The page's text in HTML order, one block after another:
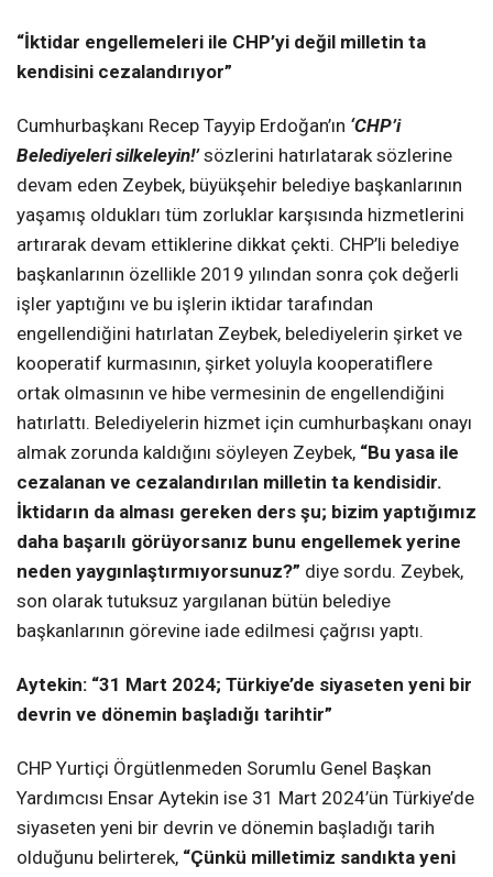
“İktidar engellemeleri ile CHP’yi değil milletin ta
kendisini cezalandırıyor”
Cumhurbaşkanı Recep Tayyip Erdoğan’ın ‘CHP’i
Belediyeleri silkeleyin!’ sözlerini hatırlatarak sözlerine
devam eden Zeybek, büyükşehir belediye başkanlarının
yaşamış oldukları tüm zorluklar karşısında hizmetlerini
artırarak devam ettiklerine dikkat çekti. CHP’li belediye
başkanlarının özellikle 2019 yılından sonra çok değerli
işler yaptığını ve bu işlerin iktidar tarafından
engellendiğini hatırlatan Zeybek, belediyelerin şirket ve
kooperatif kurmasının, şirket yoluyla kooperatiflere
ortak olmasının ve hibe vermesinin de engellendiğini
hatırlattı. Belediyelerin hizmet için cumhurbaşkanı onayı
almak zorunda kaldığını söyleyen Zeybek, “Bu yasa ile
cezalanan ve cezalandırılan milletin ta kendisidir.
İktidarın da alması gereken ders şu; bizim yaptığımız
daha başarılı görüyorsanız bunu engellemek yerine
neden yaygınlaştırmıyorsunuz?” diye sordu. Zeybek,
son olarak tutuksuz yargılanan bütün belediye
başkanlarının görevine iade edilmesi çağrısı yaptı.
Aytekin: “31 Mart 2024; Türkiye’de siyaseten yeni bir
devrin ve dönemin başladığı tarihtir”
CHP Yurtiçi Örgütlenmeden Sorumlu Genel Başkan
Yardımcısı Ensar Aytekin ise 31 Mart 2024’ün Türkiye’de
siyaseten yeni bir devrin ve dönemin başladığı tarih
olduğunu belirterek, “Çünkü milletimiz sandıkta yeni